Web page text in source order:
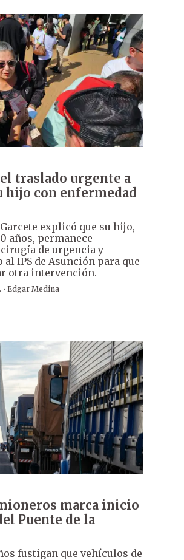
traslado urgente a
hijo con enfermedad
explicó que su hijo,
años, permanece
de urgencia y
IPS de Asunción para que
otra intervención.
· Edgar Medina
marca inicio
Puente de la
fustigan que vehículos de